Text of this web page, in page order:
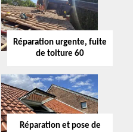
Réparation urgente, fuite
de toiture 60
Réparation et pose de